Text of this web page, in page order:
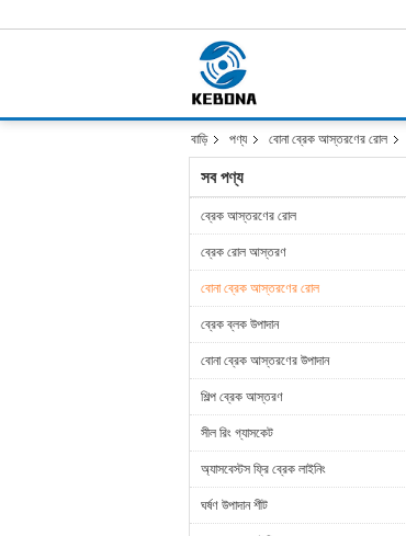
বাড়ি পণ্য বোনা ব্রেক আস্তরণের রোল
সব পণ্য
ব্রেক আস্তরণের রোল
ব্রেক রোল আস্তরণ
বোনা ব্রেক আস্তরণের রোল
ব্রেক ব্লক উপাদান
বোনা ব্রেক আস্তরণের উপাদান
শিল্প ব্রেক আস্তরণ
সীল রিং গ্যাসকেট
অ্যাসবেস্টস ফ্রি ব্রেক লাইনিং
ঘর্ষণ উপাদান শীট